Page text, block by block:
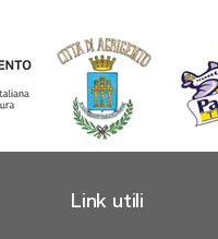
Link utili